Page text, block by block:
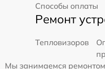
Способы оплаты
Ремонт
Тепловизоров
Мы занимаемся